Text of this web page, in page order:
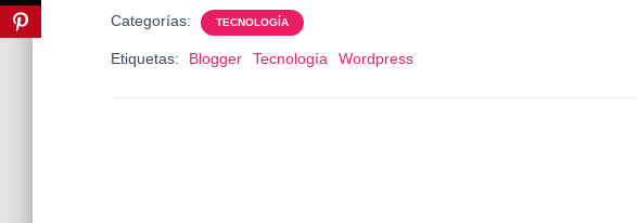
Categorías: TECNOLOGÍA
Etiquetas: Blogger Tecnología Wordpress